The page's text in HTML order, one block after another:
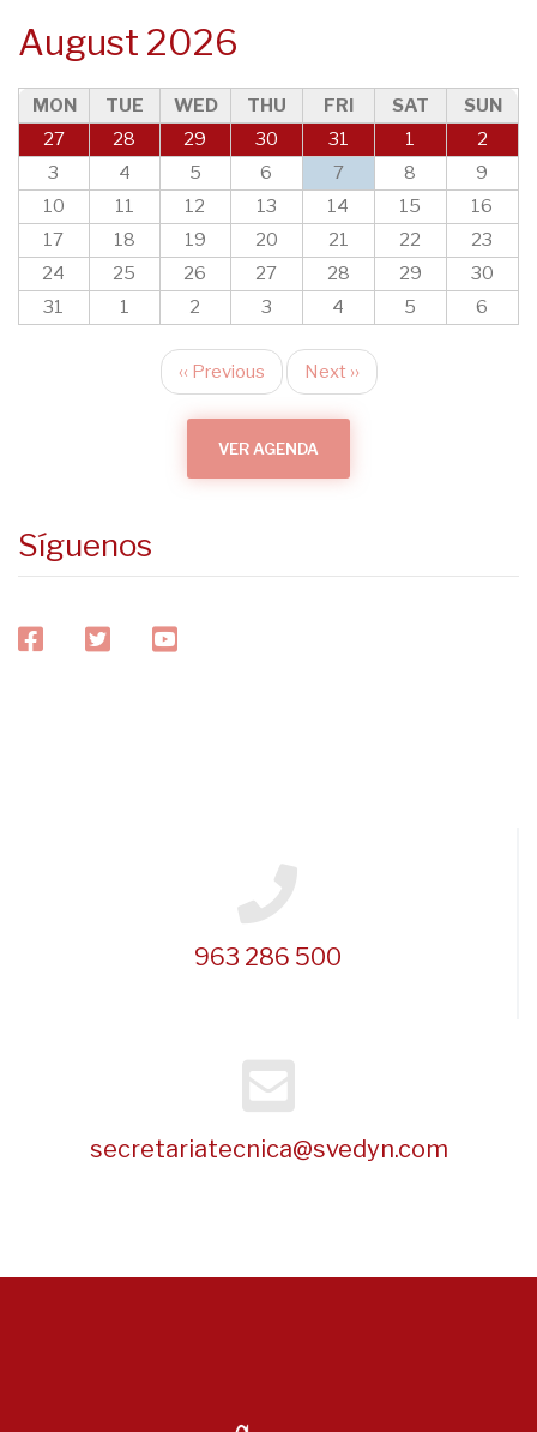
August 2026
MON TUE WED THU FRI SAT
SUN
27
28 29 30 31 1
2
3
4 5 6 7 8
9
10
11 12 13 14 15
16
17
18 19 20 21 22
23
24
25 26 27 28 29
30
31
1 2 3 4 5 6
Pagination
‹‹ Previous Next ››
VER AGENDA
Síguenos
facebooktwitteryoutube
963 286 500
secretariatecnica@svedyn.com